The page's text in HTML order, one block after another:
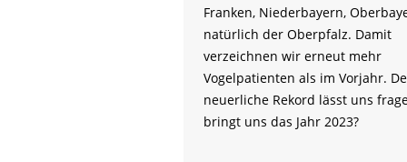
Franken, Niederbayern,
natürlich der Oberpfalz. Damit
verzeichnen wir erneut mehr
Vogelpatienten als im Vorjahr.
neuerliche Rekord lässt uns
bringt uns das Jahr 2023?